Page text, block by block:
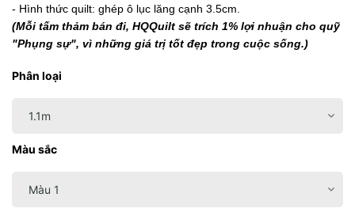
- Hình thức quilt: ghép ô lục lăng cạnh 3.5cm.
(Mỗi tấm thảm bán đi, HQQuilt sẽ trích 1% lợi nhuận cho quỹ
"Phụng sự", vì những giá trị tốt đẹp trong cuộc sống.)
Phân loại
Màu sắc